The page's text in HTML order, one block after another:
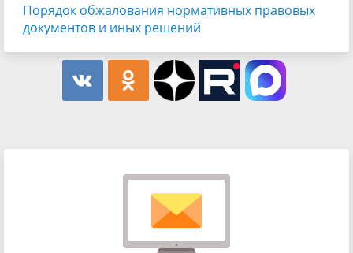
Порядок обжалования нормативных правовых
документов и иных решений